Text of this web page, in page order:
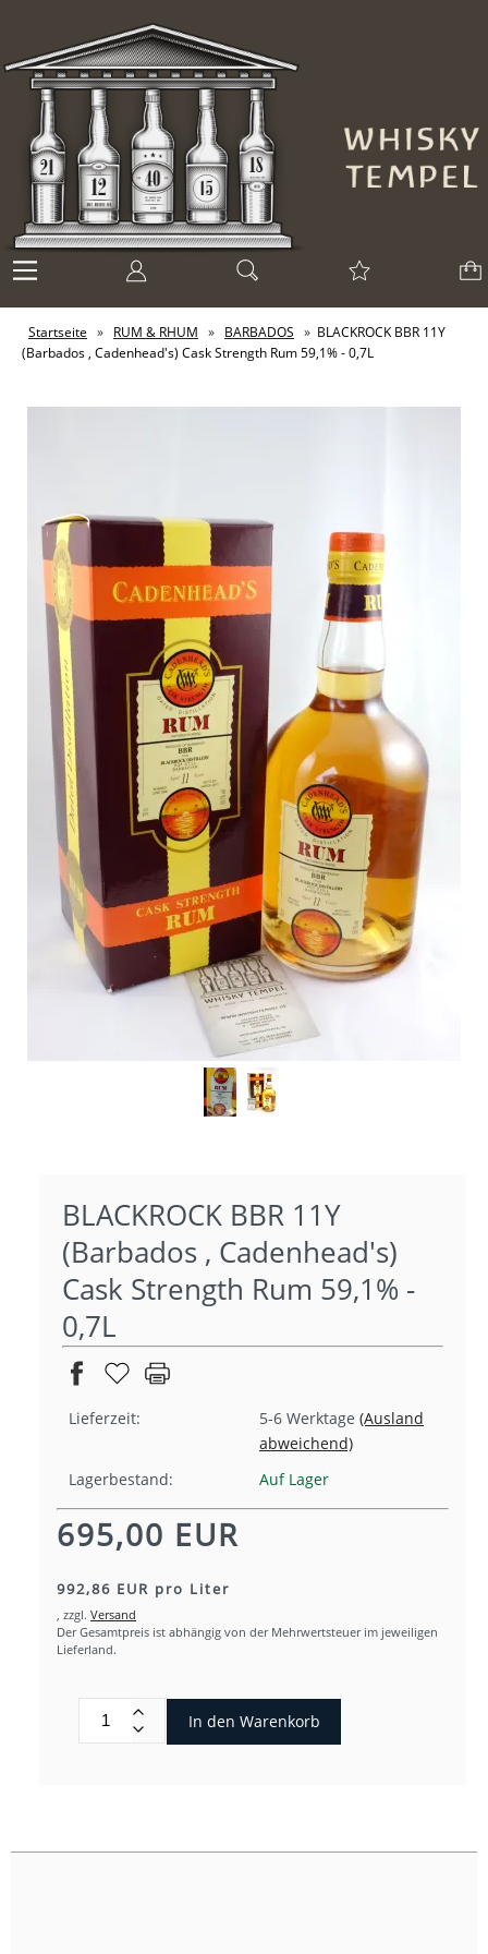
Startseite » RUM & RHUM » BARBADOS » BLACKROCK BBR 11Y
(Barbados , Cadenhead's) Cask Strength Rum 59,1% - 0,7L
BLACKROCK BBR 11Y
(Barbados , Cadenhead's)
Cask Strength Rum 59,1% -
0,7L
Lieferzeit: 5-6 Werktage (Ausland
abweichend)
Lagerbestand:
Auf Lager
695,00 EUR
992,86 EUR pro Liter
zzgl. Versand
Der Gesamtpreis ist abhängig von der Mehrwertsteuer im jeweiligen
Lieferland.
In den Warenkorb